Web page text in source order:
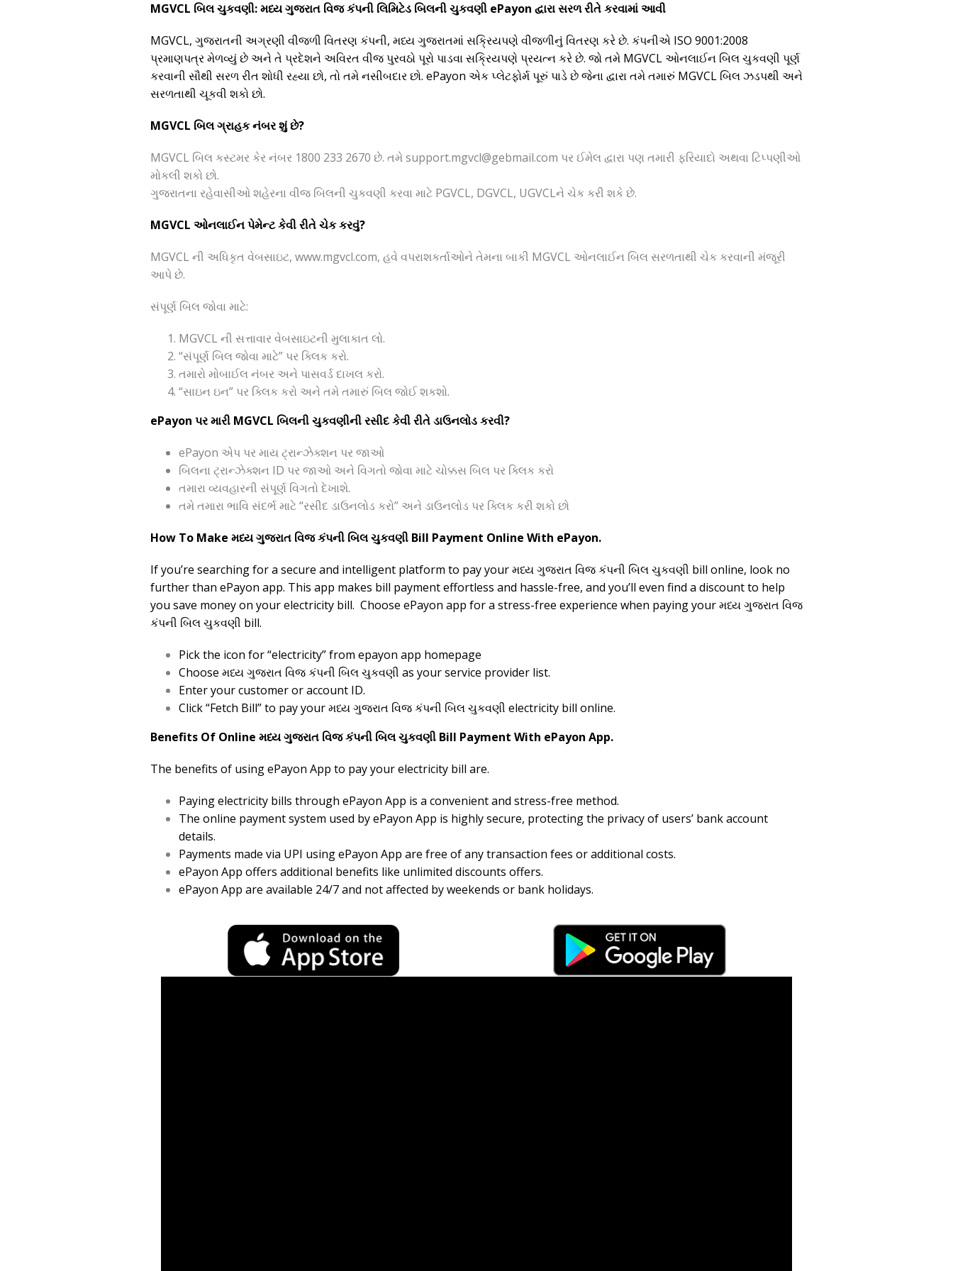
MGVCL બિલ ચુકવણી: મધ્ય ગુજરાત વિજ કંપની લિમિટેડ બિલની ચુકવણી ePayon દ્વારા સરળ રીતે કરવામાં આવી
MGVCL, ગુજરાતની અગ્રણી વીજળી વિતરણ કંપની, મધ્ય ગુજરાતમાં સક્રિયપણે વીજળીનું વિતરણ કરે છે. કંપનીએ ISO 9001:2008
પ્રમાણપત્ર મેળવ્યું છે અને તે પ્રદેશને અવિરત વીજ પુરવઠો પૂરો પાડવા સક્રિયપણે પ્રયત્ન કરે છે. જો તમે MGVCL ઓનલાઈન બિલ ચુકવણી પૂર્ણ
કરવાની સૌથી સરળ રીત શોધી રહ્યા છો, તો તમે નસીબદાર છો. ePayon એક પ્લેટફોર્મ પૂરું પાડે છે જેના દ્વારા તમે તમારું MGVCL બિલ ઝડપથી અને
સરળતાથી ચૂકવી શકો છો.
MGVCL બિલ ગ્રાહક નંબર શું છે?
MGVCL બિલ કસ્ટમર કેર નંબર 1800 233 2670 છે. તમેsupport.mgvcl@gebmail.com પર ઈમેલ દ્વારા પણ તમારી ફરિયાદો અથવા ટિપ્પણીઓ
મોકલી શકો છો.
ગુજરાતના રહેવાસીઓ શહેરના વીજ બિલની ચુકવણી કરવા માટે PGVCL, DGVCL, UGVCLને ચેક કરી શકે છે.
MGVCL ઓનલાઈન પેમેન્ટ કેવી રીતે ચેક કરવું?
MGVCL ની અધિકૃત વેબસાઇટ, www.mgvcl.com, હવે વપરાશકર્તાઓને તેમના બાકી MGVCL ઓનલાઈન બિલ સરળતાથી ચેક કરવાની મંજૂરી
આપે છે.
સંપૂર્ણ બિલ જોવા માટે:
MGVCL ની સત્તાવાર વેબસાઇટની મુલાકાત લો.
“સંપૂર્ણ બિલ જોવા માટે” પર ક્લિક કરો.
તમારો મોબાઈલ નંબર અને પાસવર્ડ દાખલ કરો.
“સાઇન ઇન” પર ક્લિક કરો અને તમે તમારું બિલ જોઈ શકશો.
ePayon પર મારી MGVCL બિલની ચુકવણીની રસીદ કેવી રીતે ડાઉનલોડ કરવી?
ePayon એપ પર માય ટ્રાન્ઝેક્શન પર જાઓ
બિલના ટ્રાન્ઝેક્શન ID પર જાઓ અને વિગતો જોવા માટે ચોક્કસ બિલ પર ક્લિક કરો
તમારા વ્યવહારની સંપૂર્ણ વિગતો દેખાશે.
તમે તમારા ભાવિ સંદર્ભ માટે “રસીદ ડાઉનલોડ કરો” અને ડાઉનલોડ પર ક્લિક કરી શકો છો
How To Make મધ્ય ગુજરાત વિજ કંપની બિલ ચુકવણી Bill Payment Online With ePayon.
If you’re searching for a secure and intelligent platform to pay your મધ્ય ગુજરાત વિજ કંપની બિલ ચુકવણી bill online, look no
further than ePayon app. This app makes bill payment effortless and hassle-free, and you’ll even find a discount to help
you save money on your electricity bill. Choose ePayon app for a stress-free experience when paying your મધ્ય ગુજરાત વિજ
કંપની બિલ ચુકવણી bill.
Pick the icon for “electricity” from epayon app homepage
Choose મધ્ય ગુજરાત વિજ કંપની બિલ ચુકવણી as your service provider list.
Enter your customer or account ID.
Click “Fetch Bill” to pay your મધ્ય ગુજરાત વિજ કંપની બિલ ચુકવણી electricity bill online.
Benefits Of Online મધ્ય ગુજરાત વિજ કંપની બિલ ચુકવણી Bill Payment With ePayon App.
The benefits of using ePayon App to pay your electricity bill are.
Paying electricity bills through ePayon App is a convenient and stress-free method.
The online payment system used by ePayon App is highly secure, protecting the privacy of users’ bank account
details.
Payments made via UPI using ePayon App are free of any transaction fees or additional costs.
ePayon App offers additional benefits like unlimited discounts offers.
ePayon App are available 24/7 and not affected by weekends or bank holidays.